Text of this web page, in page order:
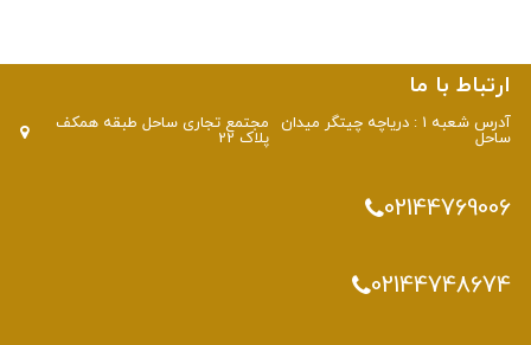
ارتباط با ما
آدرس شعبه 1 : دریاچه چیتگر میدان
ساحل
مجتمع تجاری ساحل طبقه همکف
پلاک 22
02144769006
02144748674